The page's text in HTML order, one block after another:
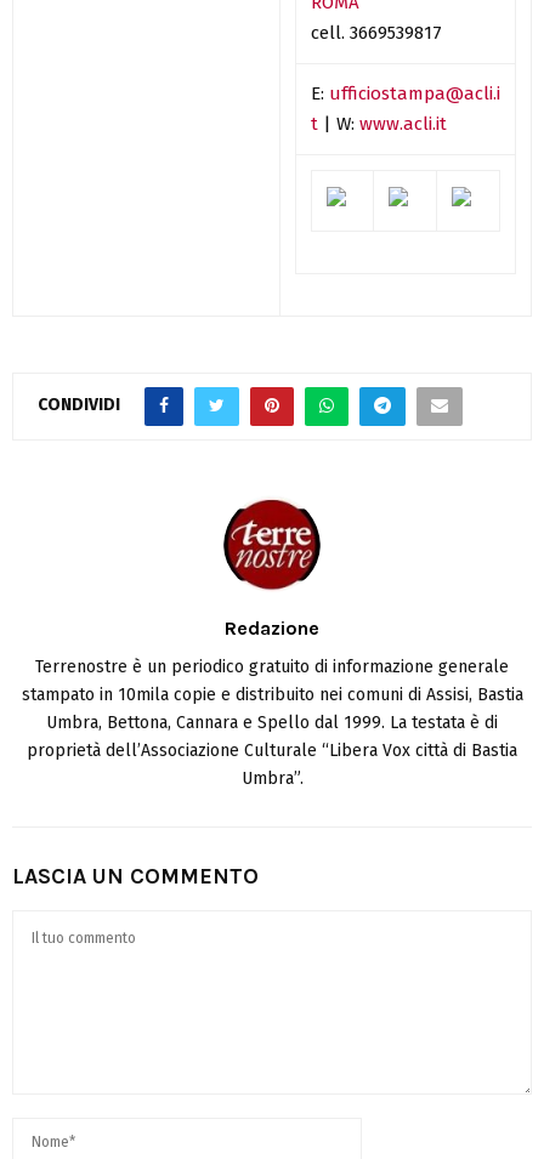
cell. 3669539817
E: ufficiostampa@acli.i
t | W: www.acli.it
CONDIVIDI
Redazione
Terrenostre è un periodico gratuito di informazione generale
stampato in 10mila copie e distribuito nei comuni di Assisi, Bastia
Umbra, Bettona, Cannara e Spello dal 1999. La testata è di
proprietà dell’Associazione Culturale “Libera Vox città di Bastia
Umbra”.
LASCIA UN COMMENTO